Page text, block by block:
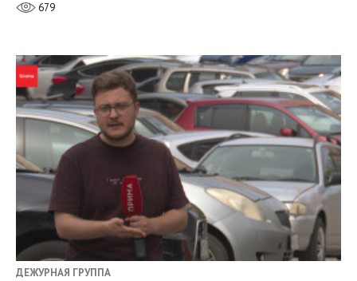
679
ДЕЖУРНАЯ ГРУППА